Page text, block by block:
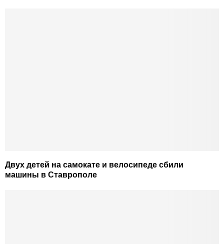
Двух детей на самокате и велосипеде сбили
машины в Ставрополе